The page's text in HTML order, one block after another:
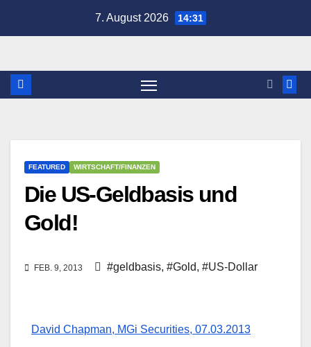
7. August 2026 14:31
FEATURED WIRTSCHAFT/FINANZEN
Die US-Geldbasis und
Gold!
FEB. 9, 2013 #geldbasis, #Gold, #US-Dollar
David Chapman, MGi Securities, 07.03.2013